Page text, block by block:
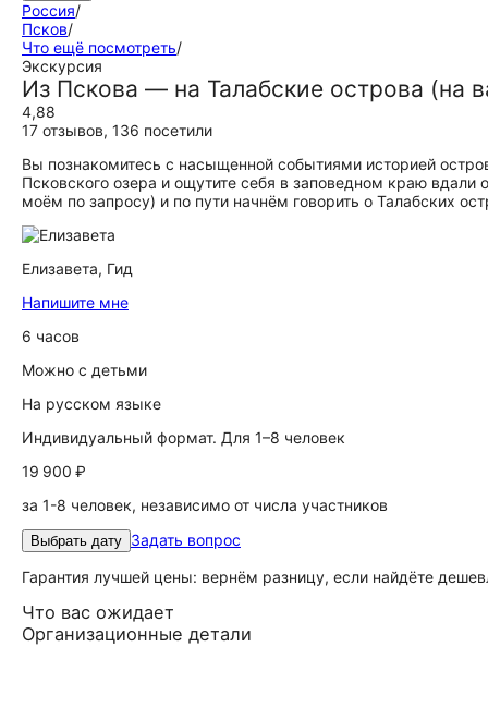
Россия/
Псков/
Что ещё посмотреть/
Экскурсия
Из Пскова — на Талабские острова (на
4,88
17 отзывов, 136 посетили
Вы познакомитесь с насыщенной событиями историей
Псковского озера и ощутите себя в заповедном краю
моём по запросу) и по пути начнём говорить о Талабских
Елизавета, Гид
Напишите мне
6 часов
Можно с детьми
На русском языке
Индивидуальный формат. Для 1–8 человек
19 900 ₽
за 1-8 человек, независимо от числа участников
Выбрать дату Задать вопрос
Гарантия лучшей цены: вернём разницу, если найдёте
Что вас ожидает
Организационные детали